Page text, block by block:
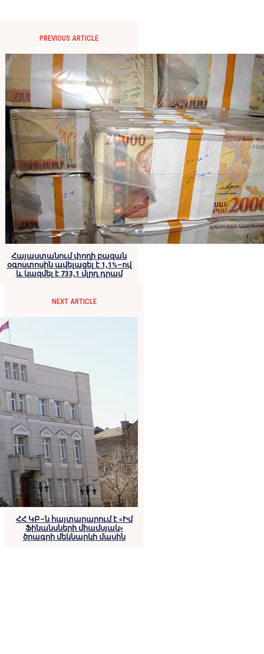
PREVIOUS ARTICLE
Հայաստանում փողի բազան
օգոստոսին ավելացել է 1,1%–ով
և կազմել է 733,1 մլրդ դրամ
NEXT ARTICLE
ՀՀ ԿԲ–ն հայտարարում է «Իմ
Ֆինանսների միամսյակ»
ծրագրի մեկնարկի մասին